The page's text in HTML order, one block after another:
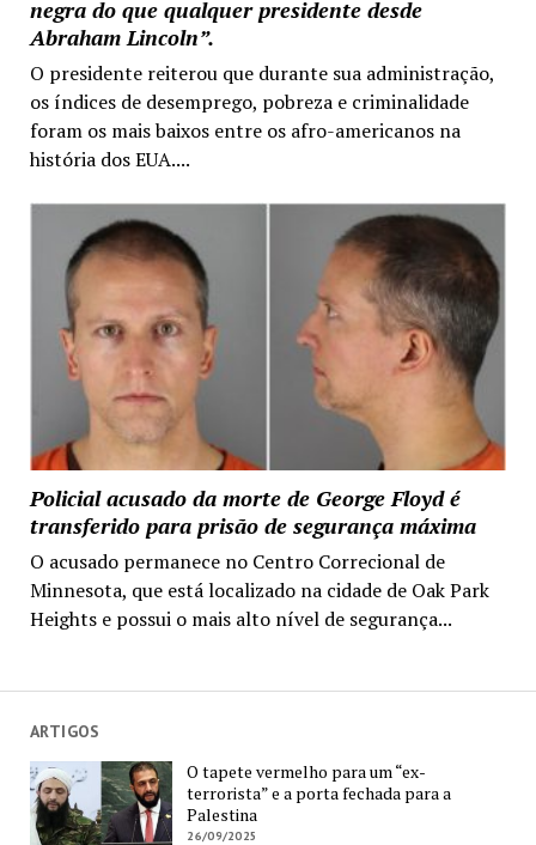
negra do que qualquer presidente desde
Abraham Lincoln”.
O presidente reiterou que durante sua administração,
os índices de desemprego, pobreza e criminalidade
foram os mais baixos entre os afro-americanos na
história dos EUA....
Policial acusado da morte de George Floyd é
transferido para prisão de segurança máxima
O acusado permanece no Centro Correcional de
Minnesota, que está localizado na cidade de Oak Park
Heights e possui o mais alto nível de segurança...
ARTIGOS
O tapete vermelho para um “ex-
terrorista” e a porta fechada para a
Palestina
26/09/2025